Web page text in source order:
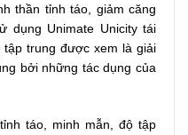
thần tỉnh táo, giảm căng
dụng Unimate Unicity tái
trung được xem là giải
bởi những tác dụng của
táo, minh mẫn, độ tập